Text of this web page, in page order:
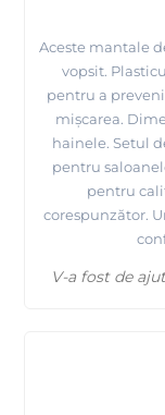
Aceste mantale
vopsit.
pentru a
mișcarea.
hainele. Setul
pentru
pentru
corespunzător.
V-a fost de